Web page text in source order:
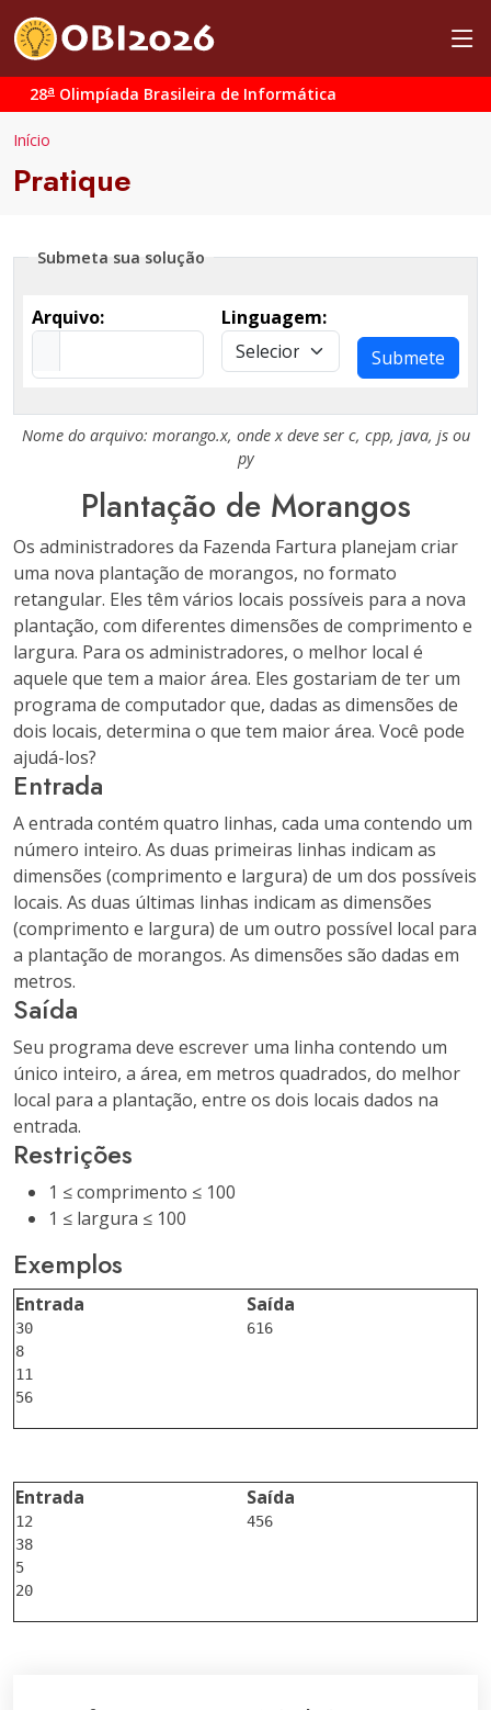
28a Olimpíada Brasileira de Informática
Início
Pratique
Submeta sua solução
Arquivo:
Linguagem:
Submete
Nome do arquivo: morango.x, ondexdeve ser c, cpp, java, jsou
py
Plantação de Morangos
Os administradores da Fazenda Fartura planejam criar
uma nova plantação de morangos, no formato
retangular. Eles têm vários locais possíveis para a nova
plantação, com diferentes dimensões de comprimento e
largura. Para os administradores, o melhor local é
aquele que tem a maior área. Eles gostariam de ter um
programa de computador que, dadas as dimensões de
dois locais, determina o que tem maior área. Você pode
ajudá-los?
Entrada
A entrada contém quatro linhas, cada uma contendo um
número inteiro. As duas primeiras linhas indicam as
dimensões (comprimento e largura) de um dos possíveis
locais. As duas últimas linhas indicam as dimensões
(comprimento e largura) de um outro possível local para
a plantação de morangos. As dimensões são dadas em
metros.
Saída
Seu programa deve escrever uma linha contendo um
único inteiro, a área, em metros quadrados, do melhor
local para a plantação, entre os dois locais dados na
entrada.
Restrições
1 ≤ comprimento ≤ 100
1 ≤ largura ≤ 100
Exemplos
Entrada
30
8
11
Saída
616
Entrada
12
38
5
Saída
456